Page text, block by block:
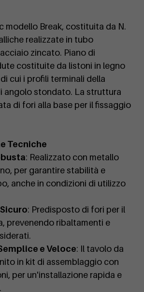
modello Break, costituita da N.
realizzate in tubo
zincato. Piano di
costituite da listoni in legno
cui i profili terminali della
angolo stondato. La struttura
di fori alla base per il fissaggio
Tecniche
: Realizzato con metallo
per garantire stabilità e
anche in condizioni di utilizzo
: Predisposto di fori per il
prevenendo ribaltamenti e
e Veloce: Il tavolo da
in kit di assemblaggio con
per un'installazione rapida e